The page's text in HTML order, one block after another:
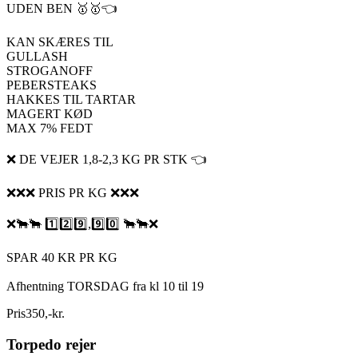
UDEN BEN 🥇🥇👈
KAN SKÆRES TIL
GULLASH
STROGANOFF
PEBERSTEAKS
HAKKES TIL TARTAR
MAGERT KØD
MAX 7% FEDT
❌ DE VEJER 1,8-2,3 KG PR STK 👈
❌❌❌ PRIS PR KG ❌❌❌
❌🐂🐂 1️⃣2️⃣9️⃣,9️⃣0️⃣ 🐂🐂❌
SPAR 40 KR PR KG
Afhentning TORSDAG fra kl 10 til 19
Pris350,-kr.
Torpedo rejer